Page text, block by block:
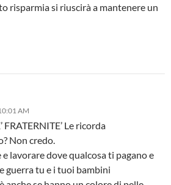
risparmia si riuscirà a mantenere un
AM
FRATERNITE’ Le ricorda
Non credo.
lavorare dove qualcosa ti pagano e
guerra tu e i tuoi bambini